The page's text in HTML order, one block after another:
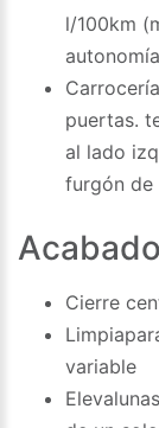
l/100km
puertas.
al lado
furgón de
Cierre
variable